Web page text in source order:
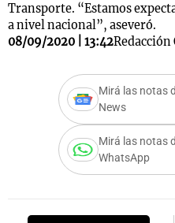
Transporte. “Estamos
a nivel nacional”, aseveró.
08/09/2020 | 13:42Redacción
Mirá las notas
News
Mirá las notas
WhatsApp